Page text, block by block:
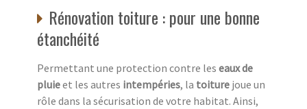
Rénovation toiture : pour une bonne
étanchéité
Permettant une protection contre les eaux de
pluieet les autres intempéries, la toiture joue un
rôle dans la sécurisation de votre habitat. Ainsi,